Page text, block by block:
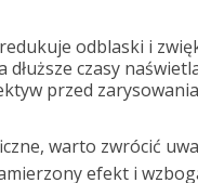
odblaski i
dłuższe czasy
przed
warto zwrócić
efekt i